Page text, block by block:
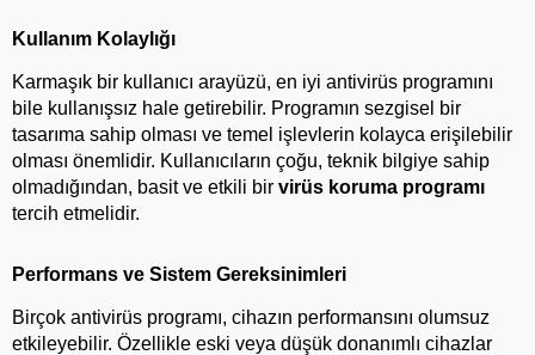
Kullanım Kolaylığı
Karmaşık bir kullanıcı arayüzü, en iyi antivirüs programını
bile kullanışsız hale getirebilir. Programın sezgisel bir
tasarıma sahip olması ve temel işlevlerin kolayca erişilebilir
olması önemlidir. Kullanıcıların çoğu, teknik bilgiye sahip
olmadığından, basit ve etkili bir virüs koruma programı
tercih etmelidir.
Performans ve Sistem Gereksinimleri
Birçok antivirüs programı, cihazın performansını olumsuz
etkileyebilir. Özellikle eski veya düşük donanımlı cihazlar